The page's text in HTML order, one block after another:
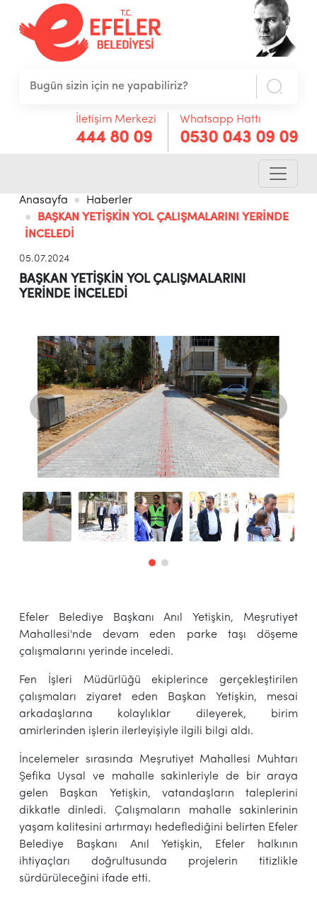
İletişim Merkezi
444 80 09
Whatsapp Hattı
0530 043 09 09
Anasayfa
Haberler
BAŞKAN YETİŞKİN YOL ÇALIŞMALARINI YERİNDE
İNCELEDİ
05.07.2024
BAŞKAN YETİŞKİN YOL ÇALIŞMALARINI
YERİNDE İNCELEDİ
Efeler Belediye Başkanı Anıl Yetişkin, Meşrutiyet
Mahallesi'nde devam eden parke taşı döşeme
çalışmalarını yerinde inceledi.
Fen İşleri Müdürlüğü ekiplerince gerçekleştirilen
çalışmaları ziyaret eden Başkan Yetişkin, mesai
arkadaşlarına kolaylıklar dileyerek, birim
amirlerinden işlerin ilerleyişiyle ilgili bilgi aldı.
İncelemeler sırasında Meşrutiyet Mahallesi Muhtarı
Şefika Uysal ve mahalle sakinleriyle de bir araya
gelen Başkan Yetişkin, vatandaşların taleplerini
dikkatle dinledi. Çalışmaların mahalle sakinlerinin
yaşam kalitesini artırmayı hedeflediğini belirten Efeler
Belediye Başkanı Anıl Yetişkin, Efeler halkının
ihtiyaçları doğrultusunda projelerin titizlikle
sürdürüleceğini ifade etti.